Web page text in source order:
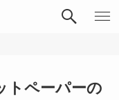
トペーパーの